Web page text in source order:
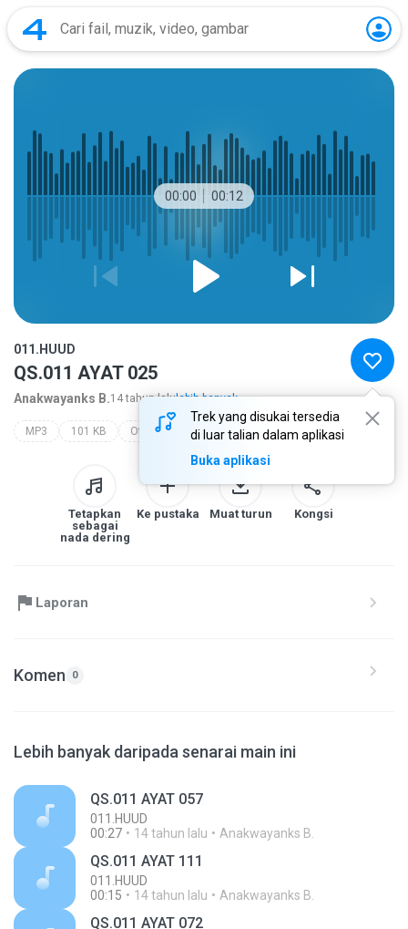
00:00 00:12
Trek yang disukai tersedia
di luar talian dalam aplikasi
Buka aplikasi
011.HUUD
QS.011 AYAT 025
Anakwayanks B.14 tahun lalulebih banyak...
MP3 101 KB Other makkiyah 011.huud
Tetapkan
sebagai
nada dering
Ke pustaka Muat turun Kongsi
Laporan
Komen 0
Lebih banyak daripada senarai main ini
QS.011 AYAT 057
011.HUUD
00:27
14 tahun lalu Anakwayanks B.
QS.011 AYAT 111
011.HUUD
00:15
14 tahun lalu Anakwayanks B.
QS.011 AYAT 072